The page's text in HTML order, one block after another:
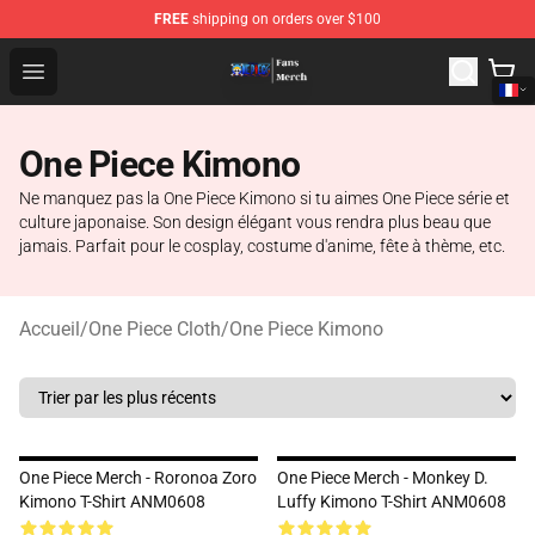
FREE shipping on orders over $100
Open menu
One Piece Store - Official One Piece Merchandise Shop
One Piece Kimono
Ne manquez pas la One Piece Kimono si tu aimes One Piece série et
culture japonaise. Son design élégant vous rendra plus beau que
jamais. Parfait pour le cosplay, costume d'anime, fête à thème, etc.
Accueil/One Piece Cloth/One Piece Kimono
One Piece Merch - Roronoa Zoro
Kimono T-Shirt ANM0608
One Piece Merch - Monkey D.
Luffy Kimono T-Shirt ANM0608